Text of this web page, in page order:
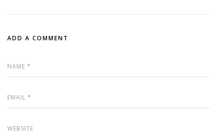
ADD A COMMENT